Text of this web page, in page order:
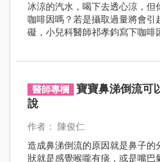
冰涼的汽水，喝下去透心涼，但
咖啡因嗎？若是攝取過量將會引
礙，小兒科醫師祁孝鈞寫下咖啡
醫師專欄
寶寶鼻涕倒流可
說
作者： 陳俊仁
造成鼻涕倒流的原因就是鼻子的
狀就是感覺喉嚨有痰，或是嘴巴